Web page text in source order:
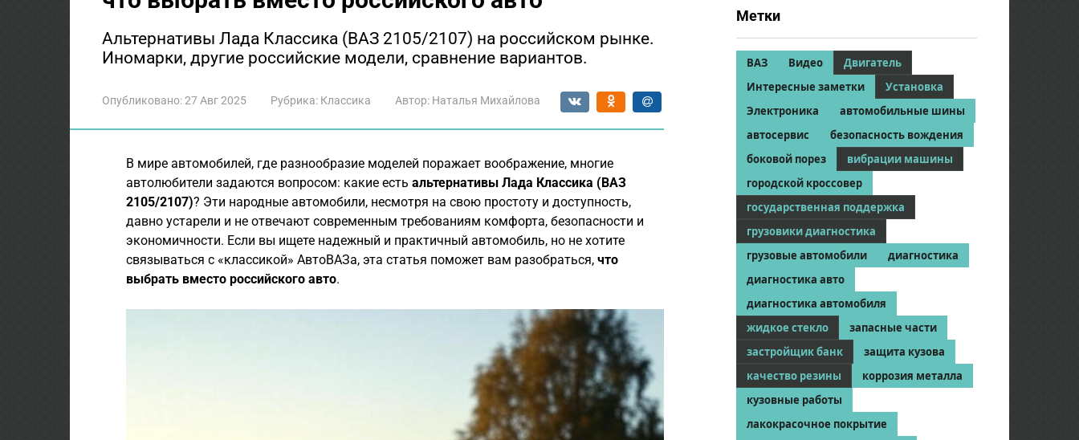
Альтернативы Лада Классика (ВАЗ 2105/2107) на российском рынке.
Иномарки, другие российские модели, сравнение вариантов.
Опубликовано:27 Авг 2025 Рубрика: Классика Автор: Наталья Михайлова
В мире автомобилей, где разнообразие моделей поражает воображение, многие
автолюбители задаются вопросом: какие есть альтернативы Лада Классика (ВАЗ
2105/2107)? Эти народные автомобили, несмотря на свою простоту и доступность,
давно устарели и не отвечают современным требованиям комфорта, безопасности и
экономичности. Если вы ищете надежный и практичный автомобиль, но не хотите
связываться с «классикой» АвтоВАЗа, эта статья поможет вам разобраться, что
выбрать вместо российского авто.
Метки
ВАЗ Видео
Двигатель
Интересные заметки
Установка
Электроника
автомобильные шины
автосервис
безопасность вождения
боковой порез
вибрации машины
городской кроссовер
государственная поддержка
грузовики диагностика
грузовые автомобили
диагностика
диагностика авто
диагностика автомобиля
жидкое стекло
запасные части
застройщик банк
защита кузова
качество резины
коррозия металла
кузовные работы
лакокрасочное покрытие